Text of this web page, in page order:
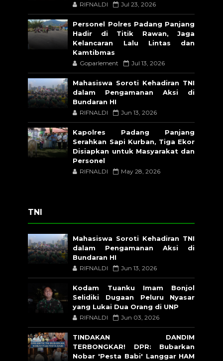
RIFNALDI Jul 23, 2026
Personel Polres Padang Panjang
Hadir di Titik Rawan, Jaga
Kelancaran Lalu Lintas dan
Kamtibmas
Goparlement Jul 13, 2026
Mahasiswa Soroti Kehadiran TNI
dalam Pengamanan Aksi di
Bundaran HI
RIFNALDI Jun 13, 2026
Kapolres Padang Panjang
Serahkan Sapi Kurban, Tiga Ekor
Disiapkan untuk Masyarakat dan
Personel
RIFNALDI May 28, 2026
TNI
Mahasiswa Soroti Kehadiran TNI
dalam Pengamanan Aksi di
Bundaran HI
RIFNALDI Jun 13, 2026
Kodam Tuanku Imam Bonjol
Selidiki Dugaan Peluru Nyasar
yang Lukai Dua Orang di UNP
RIFNALDI Jun 03, 2026
TINDAKAN DANDIM
TERBONGKAR! DPR: Bubarkan
Nobar 'Pesta Babi' Langgar HAM